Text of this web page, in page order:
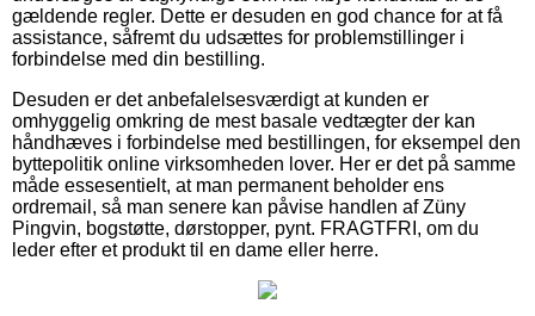
gældende regler. Dette er desuden en god chance for at få
assistance, såfremt du udsættes for problemstillinger i
forbindelse med din bestilling.
Desuden er det anbefalelsesværdigt at kunden er
omhyggelig omkring de mest basale vedtægter der kan
håndhæves i forbindelse med bestillingen, for eksempel den
byttepolitik online virksomheden lover. Her er det på samme
måde essesentielt, at man permanent beholder ens
ordremail, så man senere kan påvise handlen af Züny
Pingvin, bogstøtte, dørstopper, pynt. FRAGTFRI, om du
leder efter et produkt til en dame eller herre.